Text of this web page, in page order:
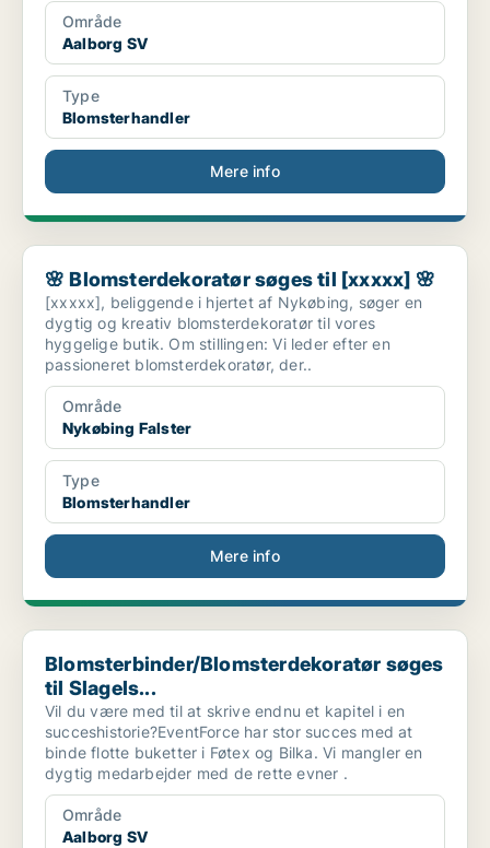
Område
Aalborg SV
Type
Blomsterhandler
Mere info
🌸 Blomsterdekoratør søges til [xxxxx] 🌸
🌸 Blomsterdekoratør søges til [xxxxx] 🌸
[xxxxx], beliggende i hjertet af Nykøbing, søger en
dygtig og kreativ blomsterdekoratør til vores
hyggelige butik. Om stillingen: Vi leder efter en
passioneret blomsterdekoratør, der..
Område
Nykøbing Falster
Type
Blomsterhandler
Mere info
Blomsterbinder/Blomsterdekoratør søges til Slagels...
Blomsterbinder/Blomsterdekoratør søges
til Slagels...
Vil du være med til at skrive endnu et kapitel i en
succeshistorie?EventForce har stor succes med at
binde flotte buketter i Føtex og Bilka. Vi mangler en
dygtig medarbejder med de rette evner .
Område
Aalborg SV